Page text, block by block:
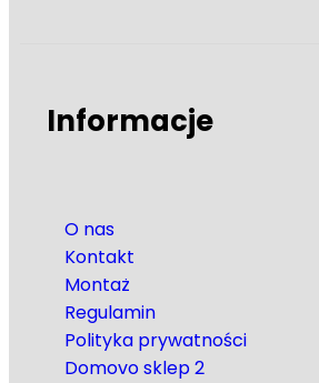
Informacje
O nas
Kontakt
Montaż
Regulamin
Polityka prywatności
Domovo sklep 2